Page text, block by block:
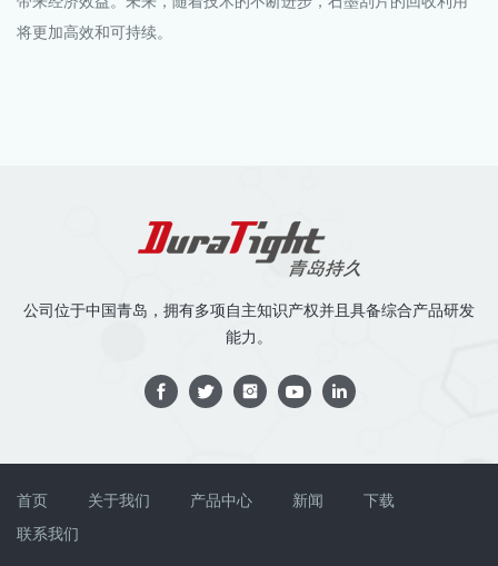
将更加高效和可持续。
公司位于中国青岛，拥有多项自主知识产权并且具备综合产品研发
能力。
首页 关于我们 产品中心 新闻
下载
联系我们